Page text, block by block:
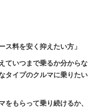
ス料を安く抑えたい方」
ていつまで乗るか分からな
タイプのクルマに乗りたい
をもらって乗り続けるか、